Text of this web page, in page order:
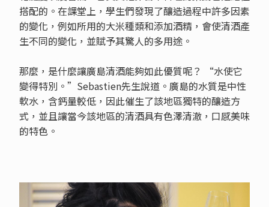
搭配的。在課堂上，學生們發現了釀造過程中許多因素
的變化，例如所用的大米種類和添加酒精，會使清酒產
生不同的變化，並賦予其驚人的多用途。
那麼，是什麼讓廣島清酒能夠如此優質呢？ “水使它
變得特別。”Sebastien先生說道。廣島的水質是中性
軟水，含鈣量較低，因此催生了該地區獨特的釀造方
式，並且讓當今該地區的清酒具有色澤清澈，口感美味
的特色。